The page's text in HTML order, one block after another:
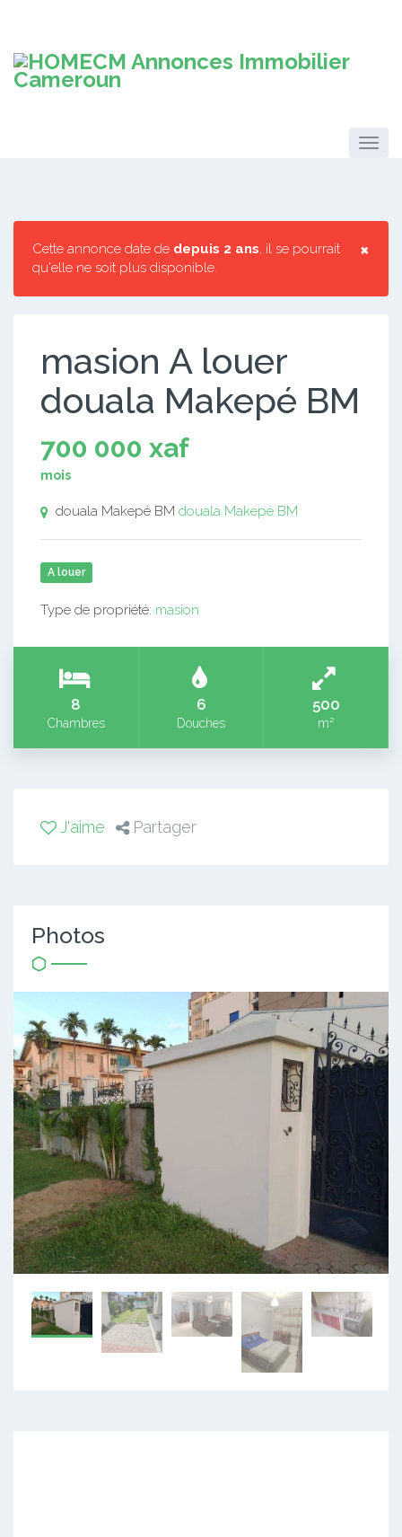
×
Cette annonce date de depuis 2 ans, il se pourrait
qu'elle ne soit plus disponible.
masion A louer
douala Makepé BM
700 000 xaf
mois
douala Makepé BM douala Makepé BM
A louer
Type de propriété: masion
8
Chambres
6
Douches
500
m²
J'aime Partager
Photos